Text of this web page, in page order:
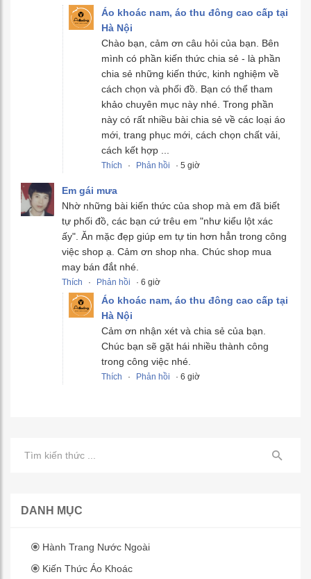
Áo khoác nam, áo thu đông cao cấp tại
Hà Nội
Chào bạn, cảm ơn câu hỏi của bạn. Bên
mình có phần kiến thức chia sẻ - là phần
chia sẻ những kiến thức, kinh nghiệm về
cách chọn và phối đồ. Bạn có thể tham
khảo chuyên mục này nhé. Trong phần
này có rất nhiều bài chia sẻ về các loại áo
mới, trang phục mới, cách chọn chất vải,
cách kết hợp ...
Thích · Phản hồi · 5 giờ
Em gái mưa
Nhờ những bài kiến thức của shop mà em đã biết
tự phối đồ, các bạn cứ trêu em "như kiểu lột xác
ấy". Ăn mặc đẹp giúp em tự tin hơn hẳn trong công
việc shop ạ. Cảm ơn shop nha. Chúc shop mua
may bán đắt nhé.
Thích · Phản hồi · 6 giờ
Áo khoác nam, áo thu đông cao cấp tại
Hà Nội
Cảm ơn nhận xét và chia sẻ của bạn.
Chúc bạn sẽ gặt hái nhiều thành công
trong công việc nhé.
Thích · Phản hồi · 6 giờ
DANH MỤC
Hành Trang Nước Ngoài
Kiến Thức Áo Khoác